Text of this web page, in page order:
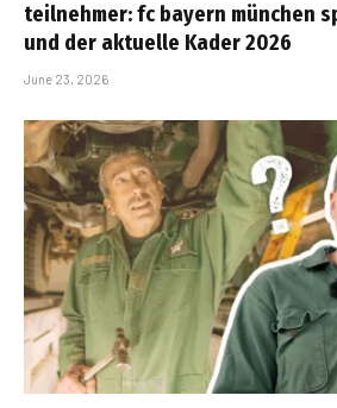
teilnehmer: fc bayern münchen
und der aktuelle Kader 2026
June 23, 2026